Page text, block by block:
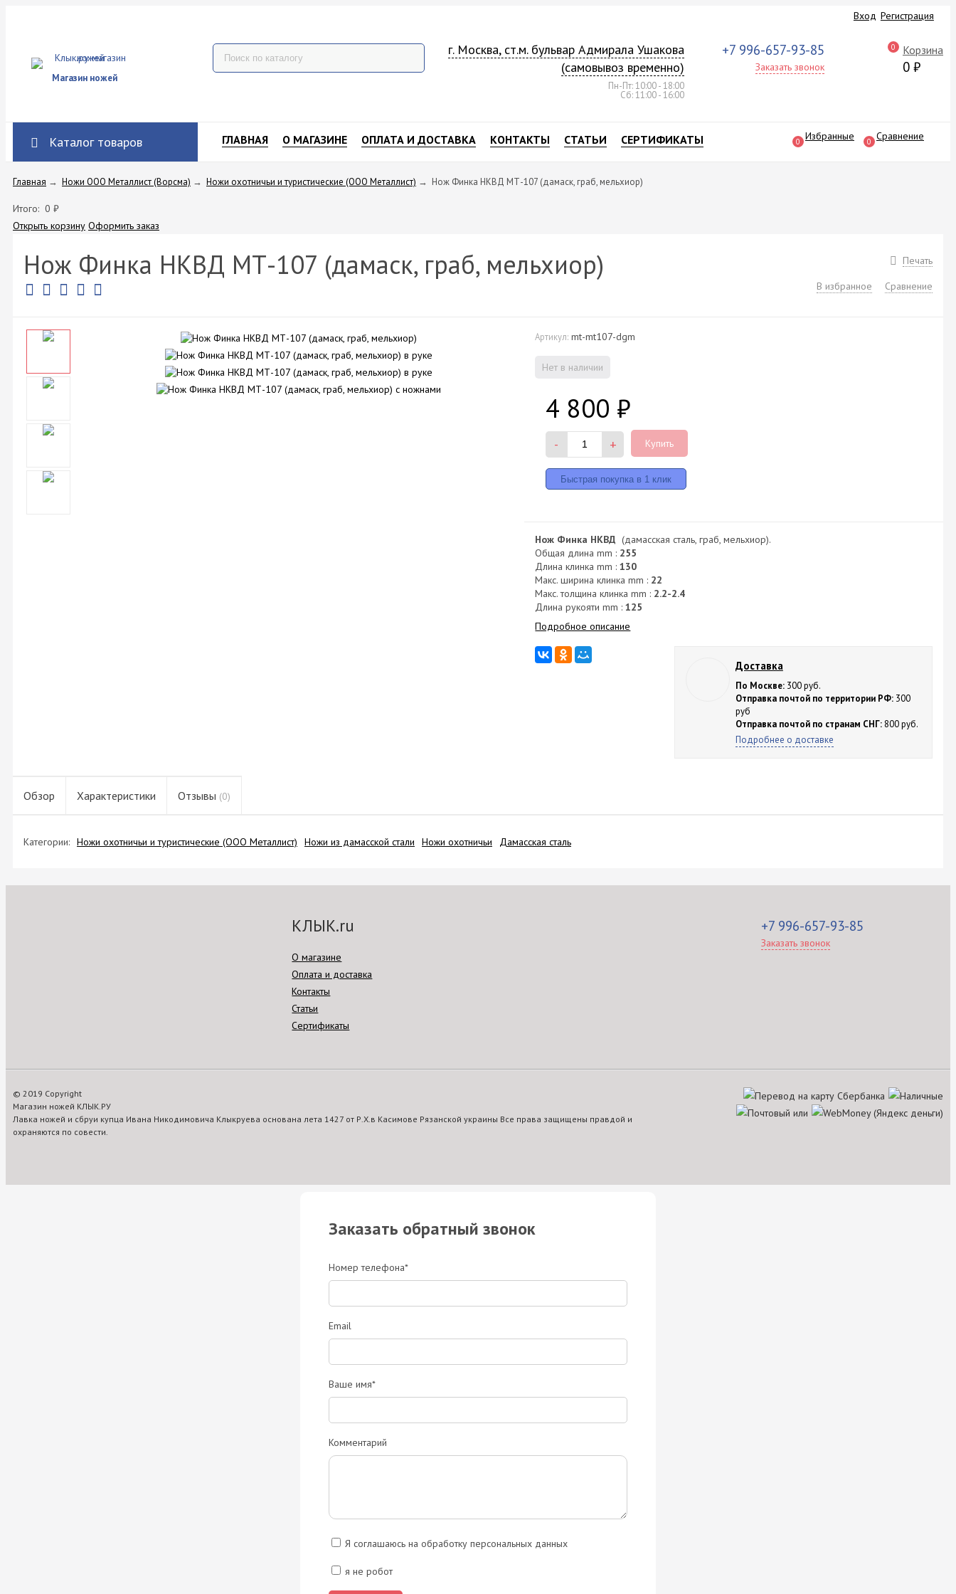
Вход Регистрация
Магазин ножей
г. Москва, ст.м. бульвар Адмирала Ушакова
(самовывоз временно)
Пн-Пт: 10:00 - 18:00
Сб: 11:00 - 16:00
+7 996-657-93-85
Заказать звонок
0 Корзина
0 ₽
Каталог товаров ГЛАВНАЯ О МАГАЗИНЕ ОПЛАТА И ДОСТАВКА КОНТАКТЫ СТАТЬИ СЕРТИФИКАТЫ 0 Избранные 0 Сравнение
Главная → Ножи ООО Металлист (Ворсма) → Ножи охотничьи и туристические (ООО Металлист) → Нож Финка НКВД МТ-107 (дамаск, граб, мельхиор)
Итого: 0 ₽
Открыть корзину Оформить заказ
Печать
Нож Финка НКВД МТ-107 (дамаск, граб, мельхиор)
В избранное Сравнение
Артикул: mt-mt107-dgm
Нет в наличии
4 800 ₽
- + Купить
Нож Финка НКВД (дамасская сталь, граб, мельхиор).
Общая длина mm : 255
Длина клинка mm :130
Макс. ширина клинка mm : 22
Макс. толщина клинка mm : 2.2-2.4
Длина рукояти mm :125
Подробное описание
Доставка
По Москве:300 руб.
Отправка почтой по территории РФ:300
руб
Отправка почтой по странам СНГ:800 руб.
Подробнее о доставке
Обзор Характеристики Отзывы (0)
Категории: Ножи охотничьи и туристические (ООО Металлист) Ножи из дамасской стали Ножи охотничьи Дамасская сталь
КЛЫК.ru
О магазине
Оплата и доставка
Контакты
Статьи
Сертификаты
+7 996-657-93-85
Заказать звонок
© 2019 Copyright
Магазин ножей КЛЫК.РУ
Лавка ножей и сбруи купца Ивана Никодимовича Клыкруева основана лета 1427 от Р.Х.в Касимове Рязанской украины Все права защищены правдой и
охраняются по совести.
Заказать обратный звонок
Номер телефона*
Email
Ваше имя*
Комментарий
Я соглашаюсь на обработку персональных данных
я не робот